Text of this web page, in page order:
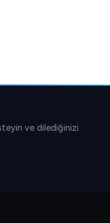
ve dilediğinizi